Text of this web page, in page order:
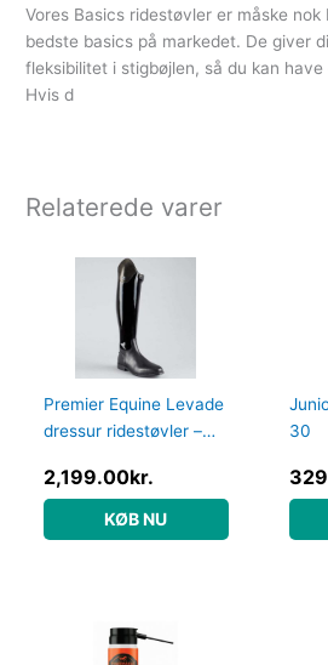
Vores Basics ridestøvler er måske nok
bedste basics på markedet. De giver
fleksibilitet i stigbøjlen, så du kan
Hvis d
Relaterede varer
Premier Equine Levade
dressur ridestøvler –
2,199.00kr.
KØB NU
30